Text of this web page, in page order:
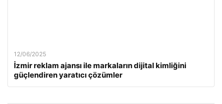
12/06/2025
İzmir reklam ajansı ile markaların dijital kimliğini
güçlendiren yaratıcı çözümler